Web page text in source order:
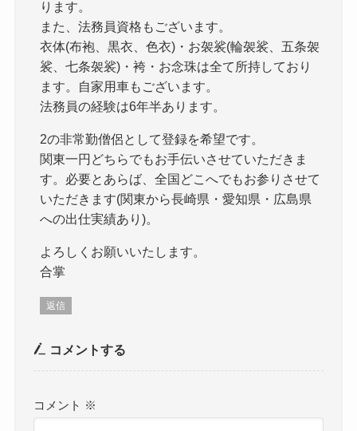
ります。
また、法務員資格もございます。
衣体(布袍、黒衣、色衣)・お袈裟(輪袈裟、五条袈
裟、七条袈裟)・袴・お念珠は全て所持しており
ます。自家用車もございます。
法務員の経験は6年半あります。
2の非常勤僧侶として登録を希望です。
関東一円どちらでもお手伝いさせていただきま
す。必要とあらば、全国どこへでもお参りさせて
いただきます(関東から長崎県・愛知県・広島県
への出仕実績あり)。
よろしくお願いいたします。
合掌
返信
コメントする
コメント ※